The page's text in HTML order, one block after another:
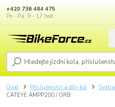
+420 736 484 475
Po - Pá: 9 - 17 hod.
Úvod Příslušenství a díly kol Světla
CATEYE AMPP200 / ORB